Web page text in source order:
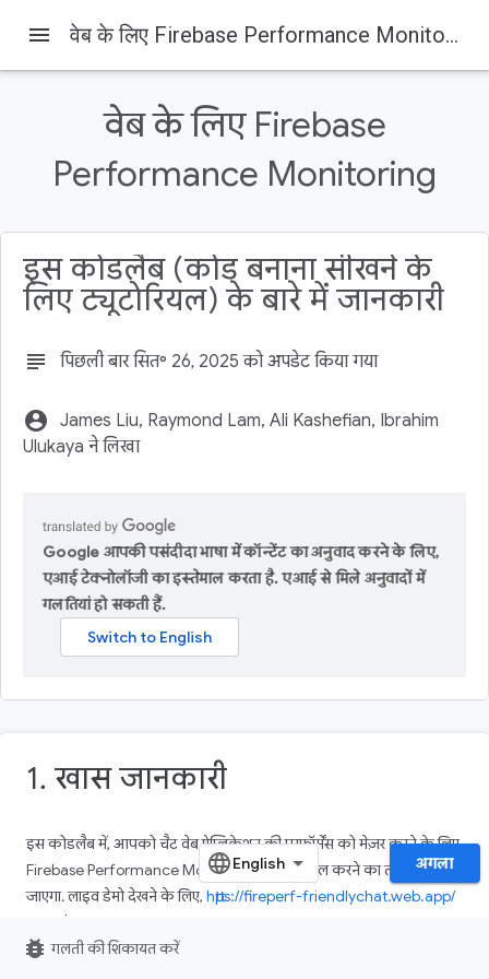
Firebase Firebase Codelabs
1. खास जानकारी
3. Firebase प्रोजेक्ट बनाना और उसे सेट अप करना
4. Firebase कमांड-लाइन इंटरफ़ेस इंस्टॉल करना
menu वेब के लिए Firebase Performance Monitoring
वेब के लिए Firebase
Performance Monitoring
इस कोडलैब (कोड बनाना सीखने के
लिए ट्यूटोरियल) के बारे में जानकारी
subject पिछली बार सित॰ 26, 2025 को अपडेट किया गया
account_circle James Liu, Raymond Lam, Ali Kashefian, Ibrahim
Ulukaya ने लिखा
Google आपकी पसंदीदा भाषा में कॉन्टेंट का अनुवाद करने के लिए,
एआई टेक्नोलॉजी का इस्तेमाल करता है. एआई से मिले अनुवादों में
गलतियां हो सकती हैं.
1. खास जानकारी
इस कोडलैब में, आपको चैट वेब ऐप्लिकेशन की परफ़ॉर्मेंस को मेज़र करने के लिए,
Firebase Performance Monitoring का इस्तेमाल करने का तरीका बताया
जाएगा. लाइव डेमो देखने के लिए, https://fireperf-friendlychat.web.app/
पर जाएं.
अगला
bug_report गलती की शिकायत करें